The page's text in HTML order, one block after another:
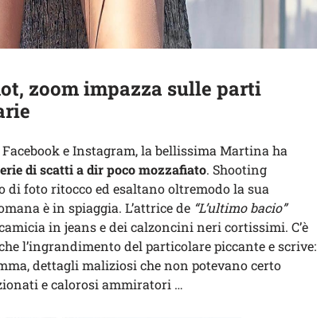
zoom impazza sulle parti
e Instagram, la bellissima Martina ha
di scatti a dir poco mozzafiato. Shooting
di foto ritocco ed esaltano oltremodo la sua
è in spiaggia. L’attrice de “L’ultimo bacio”
in jeans e dei calzoncini neri cortissimi. C’è
l’ingrandimento del particolare piccante e scrive:
dettagli maliziosi che non potevano certo
e calorosi ammiratori …